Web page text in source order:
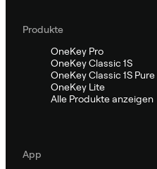
Produkte
OneKey Pro
OneKey Classic 1S
OneKey Classic 1S Pure
OneKey Lite
Alle Produkte anzeigen
App